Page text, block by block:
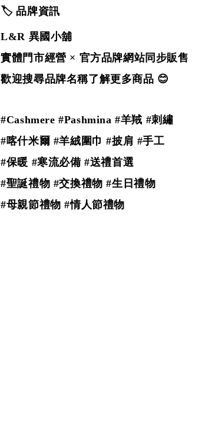
🏷️ 品牌資訊
L&R 異國小舖
實體門市經營 × 官方品牌網站同步販售
歡迎搜尋品牌名稱了解更多商品 😊
#Cashmere #Pashmina #羊羢 #刺繡
#喀什米爾 #羊絨圍巾 #披肩 #手工
#保暖 #寒流必備 #送禮首選
#聖誕禮物 #交換禮物 #生日禮物
#母親節禮物 #情人節禮物